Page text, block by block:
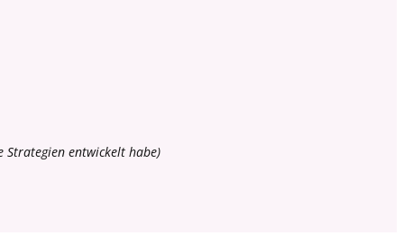
Strategien entwickelt habe)